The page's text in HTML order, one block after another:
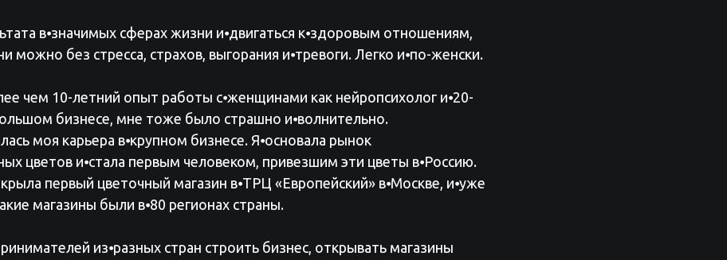
в⦁значимых сферах жизни и⦁двигаться к⦁здоровым отношениям,
можно без стресса, страхов, выгорания и⦁тревоги. Легко и⦁по-женски.
чем 10-летний опыт работы с⦁женщинами как нейропсихолог и⦁20-
бизнесе, мне тоже было страшно и⦁волнительно.
моя карьера в⦁крупном бизнесе. Я⦁основала рынок
цветов и⦁стала первым человеком, привезшим эти цветы в⦁Россию.
первый цветочный магазин в⦁ТРЦ «Европейский» в⦁Москве, и⦁уже
магазины были в⦁80 регионах страны.
из⦁разных стран строить бизнес, открывать магазины